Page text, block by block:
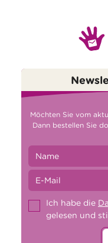
Möchten Sie vom
Dann bestellen Sie
Ich habe die
gelesen und